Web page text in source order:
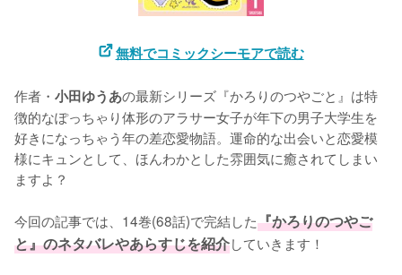
無料でコミックシーモアで読む
作者・ 小田ゆうあの最新シリーズ『かろりのつやごと』は特
徴的なぽっちゃり体形のアラサー女子が年下の男子大学生を
好きになっちゃう年の差恋愛物語。運命的な出会いと恋愛模
様にキュンとして、ほんわかとした雰囲気に癒されてしまい
ますよ？
今回の記事では、14巻(68話)で完結した『かろりのつやご
と』のネタバレやあらすじを紹介していきます！